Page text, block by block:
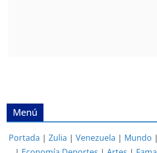
Menú
Portada | Zulia | Venezuela | Mundo |